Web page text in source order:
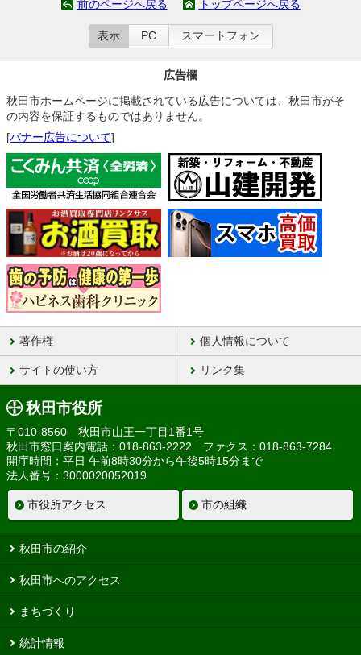
前のページへ戻る トップページへ戻る
表示 PC スマートフォン
広告欄
秋田市ホームページに掲載されている広告については、秋田市がそ
の内容を保証するものではありません。
[バナー広告について]
著作権 個人情報について
サイトの使い方 リンク集
秋田市役所
〒010-8560 秋田市山王一丁目1番1号
秋田市窓口案内電話：018-863-2222 ファクス：018-863-7284
開庁時間：平日 午前8時30分から午後5時15分まで
法人番号：3000020052019
市役所アクセス 市の組織
秋田市の紹介
秋田市へのアクセス
まちづくり
統計情報